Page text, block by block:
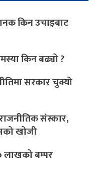
किन उचाइबाट
किन बढ्यो ?
सरकार चुक्यो
संस्कार,
खोजी
लाखको बम्पर